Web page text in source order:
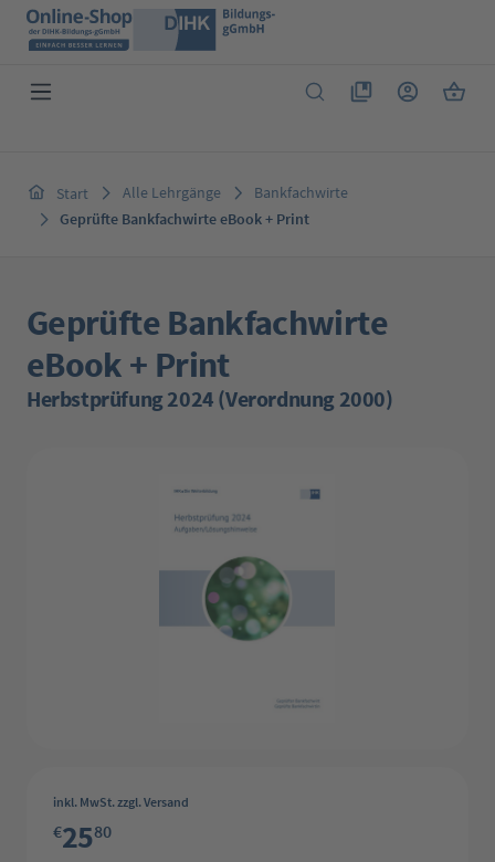
Zum Hauptinhalt springen
Du hast 0 Produkte
Start Alle Lehrgänge
Bankfachwirte
Geprüfte Bankfachwirte eBook + Print
Geprüfte Bankfachwirte
eBook + Print
Herbstprüfung 2024 (Verordnung 2000)
inkl. MwSt. zzgl. Versand
€2580